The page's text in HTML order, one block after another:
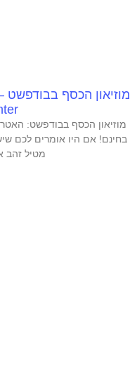
מוזיאון הכסף בבודפשט:
בחינם! אם היו אומרים לכם
מטיל זהב